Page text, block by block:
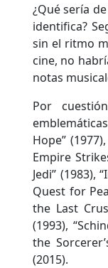
¿Qué sería
identifica?
sin el ritmo
cine, no
notas
Por
Hope”
Empire
Jedi” (1983),
Quest for
the Last
(1993),
the
(2015).